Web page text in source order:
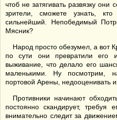
чтоб не затягивать развязку
зрители, сможете узнать,
сильнейший. Непобедимый
Мясник?
Народ просто обезумел, а вот
по сути они превратили его
выживание, что делало его
маленькими. Ну посмотрим,
портовой Арены, недооценивать
Противники начинают
постоянно скандирует, требуя
внимательно следит за